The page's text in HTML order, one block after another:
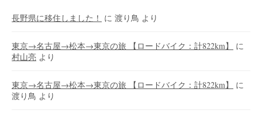
長野県に移住しました！ に 渡り鳥 より
東京→名古屋→松本→東京の旅 【ロードバイク：計822km】
に
村山亮 より
東京→名古屋→松本→東京の旅 【ロードバイク：計822km】
に
渡り鳥 より